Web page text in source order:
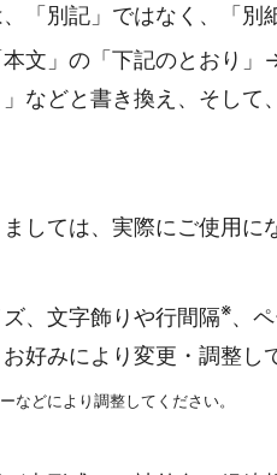
「別記」ではなく、「別
文」の「下記のとおり
などと書き換え、そし
しては、実際にご使用
、文字飾りや行間隔※、
好みにより変更・調整し
などにより調整してください。